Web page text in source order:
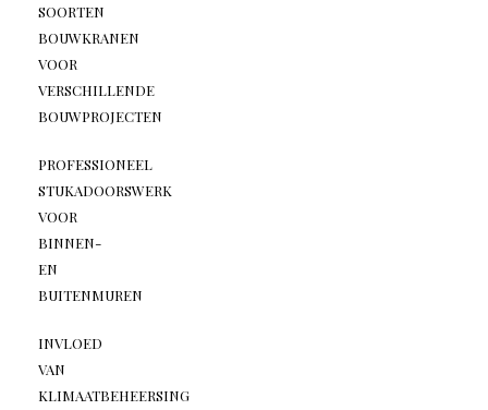
SOORTEN
BOUWKRANEN
VOOR
VERSCHILLENDE
BOUWPROJECTEN
PROFESSIONEEL
STUKADOORSWERK
VOOR
BINNEN-
EN
BUITENMUREN
INVLOED
VAN
KLIMAATBEHEERSING